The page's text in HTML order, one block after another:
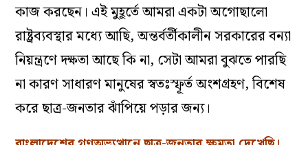
কাজ করছেন। এই মুহূর্তে আমরা একটা অগোছালো
রাষ্ট্রব্যবস্থার মধ্যে আছি, অন্তর্বর্তীকালীন সরকারের বন্যা
নিয়ন্ত্রণে দক্ষতা আছে কি না, সেটা আমরা বুঝতে পারছি
না কারণ সাধারণ মানুষের স্বতঃস্ফূর্ত অংশগ্রহণ, বিশেষ
করে ছাত্র-জনতার ঝাঁপিয়ে পড়ার জন্য।